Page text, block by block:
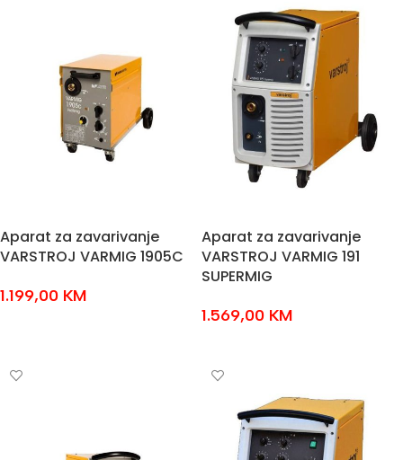
Aparat za zavarivanje
VARSTROJ VARMIG 1905C
1.199,00 KM
Aparat za zavarivanje
VARSTROJ VARMIG 191
SUPERMIG
1.569,00 KM